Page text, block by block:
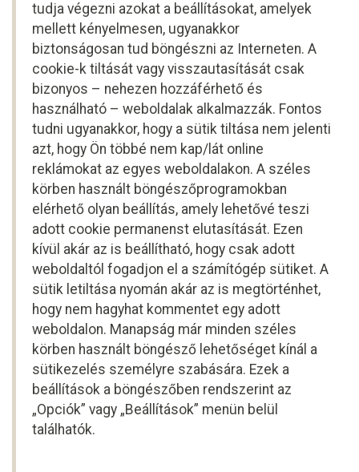
tudja végezni azokat a beállításokat, amelyek
mellett kényelmesen, ugyanakkor
biztonságosan tud böngészni az Interneten. A
cookie-k tiltását vagy visszautasítását csak
bizonyos – nehezen hozzáférhető és
használható – weboldalak alkalmazzák. Fontos
tudni ugyanakkor, hogy a sütik tiltása nem jelenti
azt, hogy Ön többé nem kap/lát online
reklámokat az egyes weboldalakon. A széles
körben használt böngészőprogramokban
elérhető olyan beállítás, amely lehetővé teszi
adott cookie permanenst elutasítását. Ezen
kívül akár az is beállítható, hogy csak adott
weboldaltól fogadjon el a számítógép sütiket. A
sütik letiltása nyomán akár az is megtörténhet,
hogy nem hagyhat kommentet egy adott
weboldalon. Manapság már minden széles
körben használt böngésző lehetőséget kínál a
sütikezelés személyre szabására. Ezek a
beállítások a böngészőben rendszerint az
„Opciók” vagy „Beállítások” menün belül
találhatók.